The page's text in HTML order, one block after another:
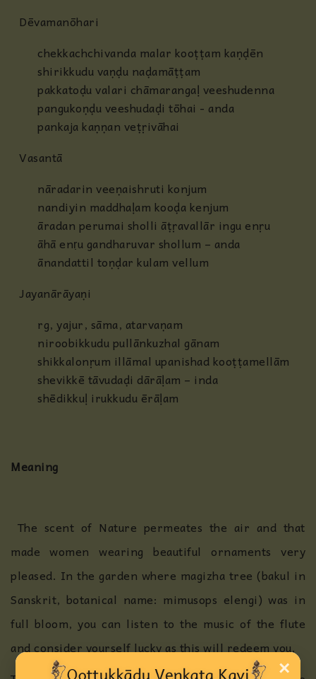
Dēvamanōhari
chekkachchivanda malar kooṭṭam kaṇḍēn
shirikkudu vaṇḍu naḍamāṭṭam
pakkatoḍu valari chāmarangaḷ veeshudenna
pangukoṇḍu veeshudaḍi tōhai - anda
pankaja kaṇṇan veṭṛivāhai
Vasantā
nāradarin veeṇaishruti konjum
nandiyin maddhaḷam kooḍa kenjum
āradan perumai sholli āṭṛavallār ingu enṛu
āhā enṛu gandharuvar shollum – anda
ānandattil toṇḍar kulam vellum
Jayanārāyaṇi
rg, yajur, sāma, atarvaṇam
niroobikkudu pullānkuzhal gānam
shikkalonṛum illāmal upanishad kooṭṭamellām
shevikkē tāvudaḍi dārāḷam – inda
shēdikkuḷ irukkudu ērāḷam
Meaning
The scent of Nature permeates the air and that
made women wearing beautiful ornaments very
pleased. In the garden where magizha tree (bakul in
Sanskrit, botanical name: mimusops elengi) was in
full bloom, you can listen to the music of the flute
and consider yourself lucky as this will redeem you.
×